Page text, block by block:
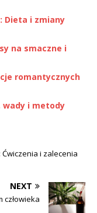
Dieta i zmiany
na smaczne i
romantycznych
wady i metody
i zalecenia
NEXT
człowieka